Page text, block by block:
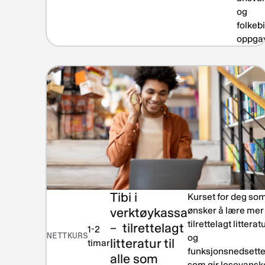
og
NETTKURS
1-2
timar
Tibi i
verktøykassa
– tilrettelagt
litteratur til
alle som
Kurset for deg
ønsker å lære mer
tilrettelagt litteratur
og